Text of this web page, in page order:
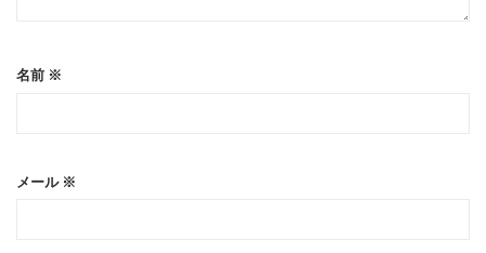
名前 ※
メール ※